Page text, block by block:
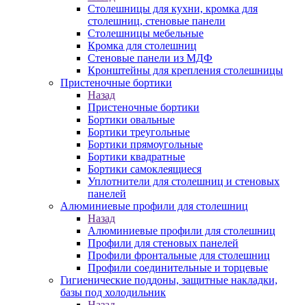
Столешницы для кухни, кромка для
столешниц, стеновые панели
Столешницы мебельные
Кромка для столешниц
Стеновые панели из МДФ
Кронштейны для крепления столешницы
Пристеночные бортики
Назад
Пристеночные бортики
Бортики овальные
Бортики треугольные
Бортики прямоугольные
Бортики квадратные
Бортики самоклеящиеся
Уплотнители для столешниц и стеновых
панелей
Алюминиевые профили для столешниц
Назад
Алюминиевые профили для столешниц
Профили для стеновых панелей
Профили фронтальные для столешниц
Профили соединительные и торцевые
Гигиенические поддоны, защитные накладки,
базы под холодильник